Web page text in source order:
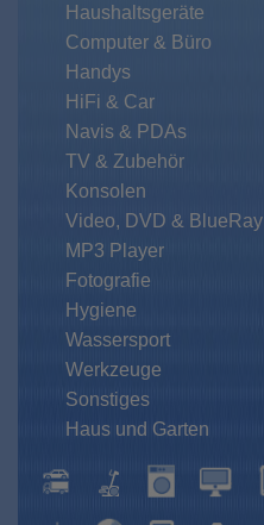
Haushaltsgeräte
Computer & Büro
Handys
HiFi & Car
Navis & PDAs
TV & Zubehör
Konsolen
Video, DVD & BlueRay
MP3 Player
Fotografie
Hygiene
Wassersport
Werkzeuge
Sonstiges
Haus und Garten